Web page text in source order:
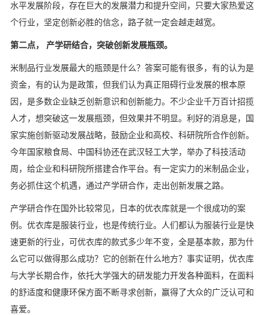
水平发展阶段，存在巨大的发展潜力和提升空间，只要大家热爱这
个行业，坚定创新必胜的信念，路子就一定会越走越宽。
第二点， 产学研结合，突破创新发展瓶颈。
米制品行业发展最大的瓶颈是什么？答案可能有很多，有的认为是
资金，有的认为是政策，但我们认为真正阻碍行业发展的根本原
因，是多数企业缺乏创新意识和创新能力。不少企业千万百计招揽
人才，想突破这一发展瓶颈，但效果并不明显。利好的消息是，国
家实施创新驱动发展战略，鼓励企业和高校、科研院所合作创新。
今年国家粮食局、中国科协还在武汉轻工大学，举办了科技活动
周，给企业和科研院所搭建合作平台。有一定实力的米制品企业，
务必抓住这个机遇，通过产学研合作，走出创新发展之路。
产学研合作在国外比较常见，日本的优衣库就是一个很成功的案
例。优衣库是服装行业，也是传统行业。人们都认为服装行业是快
速更新的行业，可优衣库的款式多少年不变，全是基本款，那为什
么它可以做得那么成功？它的创新在什么地方？事实证明，优衣库
与大学长期合作，依托大学强大的研发能力开发各种面料，在面料
的舒适度和健康环保方面不断寻求创新，赢得了大众的广泛认可和
喜爱。